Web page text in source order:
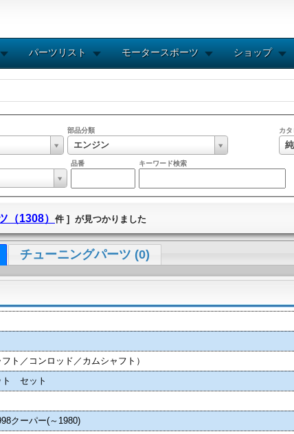
パーツリスト モータースポーツ ショップ
部品分類
エンジン
カ
品番 キーワード検索
（1308） 件 ] が見つかりました
チューニングパーツ (0)
ト／コンロッド／カムシャフト）
ト セット
クーパー(～1980)